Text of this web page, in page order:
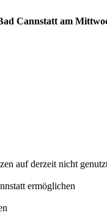
Cannstatt am
auf derzeit nicht
ermöglichen